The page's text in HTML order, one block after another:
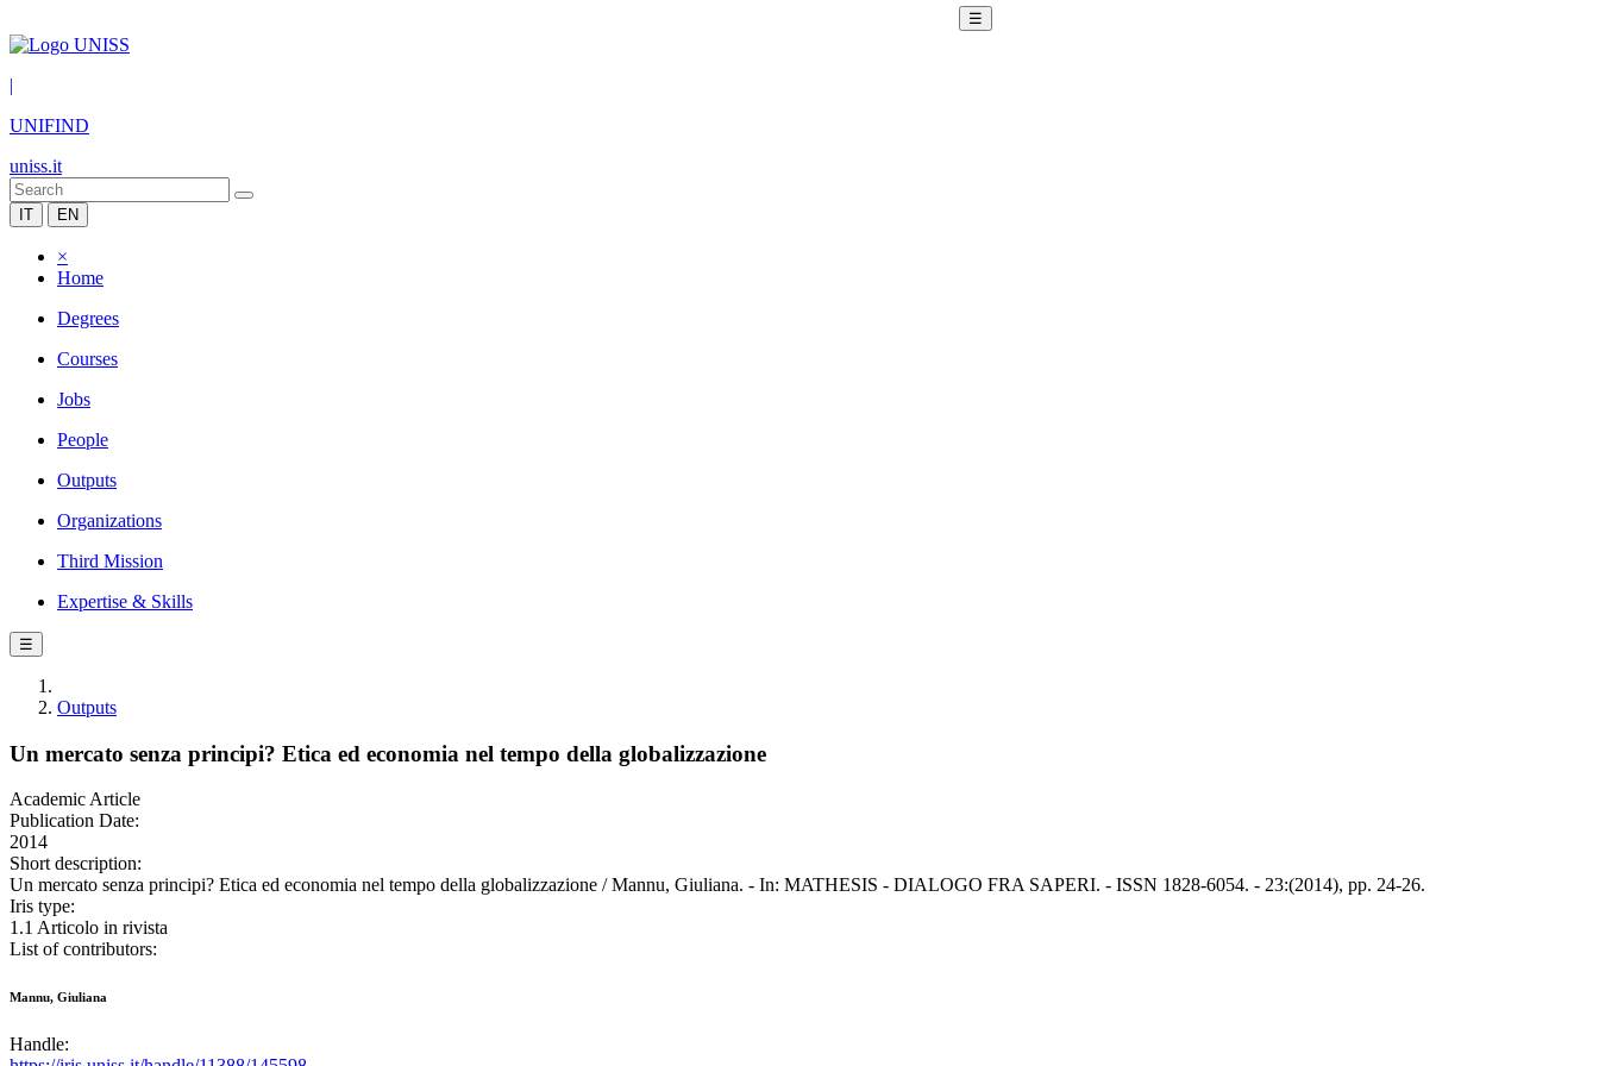
☰
|
UNIFIND
uniss.it
IT EN
×
Home
Degrees
Courses
Jobs
People
Outputs
Organizations
Third Mission
Expertise & Skills
☰
Outputs
Un mercato senza principi? Etica ed economia nel tempo della globalizzazione
Academic Article
Publication Date:
2014
Short description:
Un mercato senza principi? Etica ed economia nel tempo della globalizzazione / Mannu, Giuliana. - In: MATHESIS - DIALOGO FRA SAPERI. - ISSN 1828-6054. - 23:(2014), pp. 24-26.
Iris type:
1.1 Articolo in rivista
List of contributors:
Mannu, Giuliana
Handle: